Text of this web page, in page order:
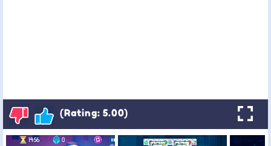
(Rating: 5.00)